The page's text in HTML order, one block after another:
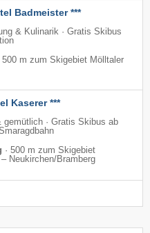
Badmeister ***
& Kulinarik · Gratis Skibus
500 m zum Skigebiet Mölltaler
Kaserer ***
gemütlich · Gratis Skibus ab
· 500 m zum Skigebiet
Neukirchen/​Bramberg